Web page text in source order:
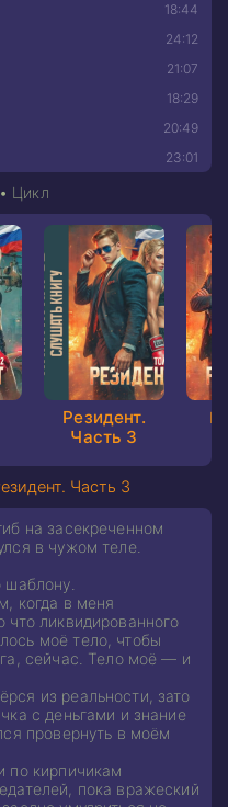
18:44
24:12
21:07
18:29
20:49
23:01
• Цикл
Резидент.
Часть 3
Часть 3
на засекреченном
в чужом теле.
когда в меня
что ликвидированного
моё тело, чтобы
сейчас. Тело моё — и
из реальности, зато
с деньгами и знание
провернуть в моём
по кирпичикам
пока вражеский